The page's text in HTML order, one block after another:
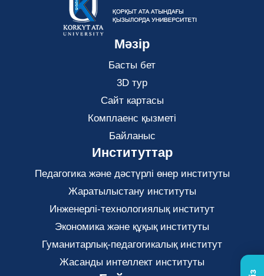
Мәзір
Басты бет
3D тур
Сайт картасы
Комплаенс қызметі
Байланыс
Институттар
Педагогика және дәстүрлі өнер институты
Жаратылыстану институты
Инженерлі-технологиялық институт
Экономика және құқық институты
Гуманитарлық-педагогикалық институт
Жасанды интеллект институты